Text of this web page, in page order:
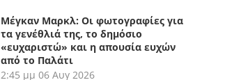
Μέγκαν Μαρκλ: Οι φωτογραφίες για
τα γενέθλιά της, το δημόσιο
«ευχαριστώ» και η απουσία ευχών
από το Παλάτι
2:45 μμ 06 Αυγ 2026